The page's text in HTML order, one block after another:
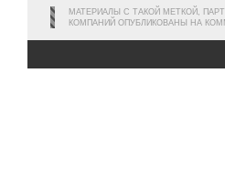
МАТЕРИАЛЫ С ТАКОЙ МЕТКОЙ,
КОМПАНИЙ ОПУБЛИКОВАНЫ НА